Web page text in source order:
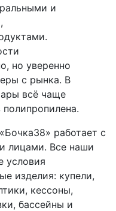
и
но уверенно
с рынка. В
всё чаще
работает с
лицами. Все наши
условия
изделия: купели,
кессоны,
бассейны и